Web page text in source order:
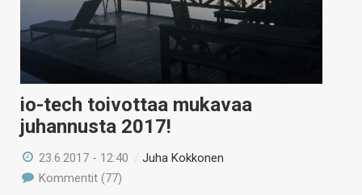
io-tech toivottaa mukavaa
juhannusta 2017!
23.6.2017 - 12:40 /Juha Kokkonen
Kommentit (77)